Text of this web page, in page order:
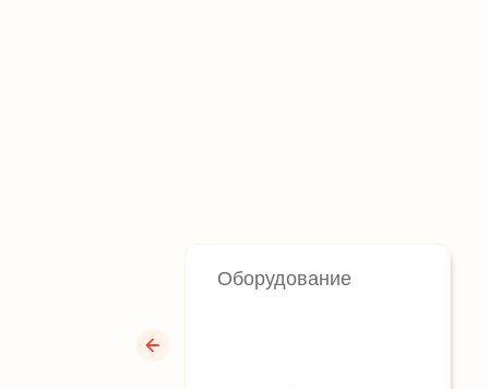
Оборудование